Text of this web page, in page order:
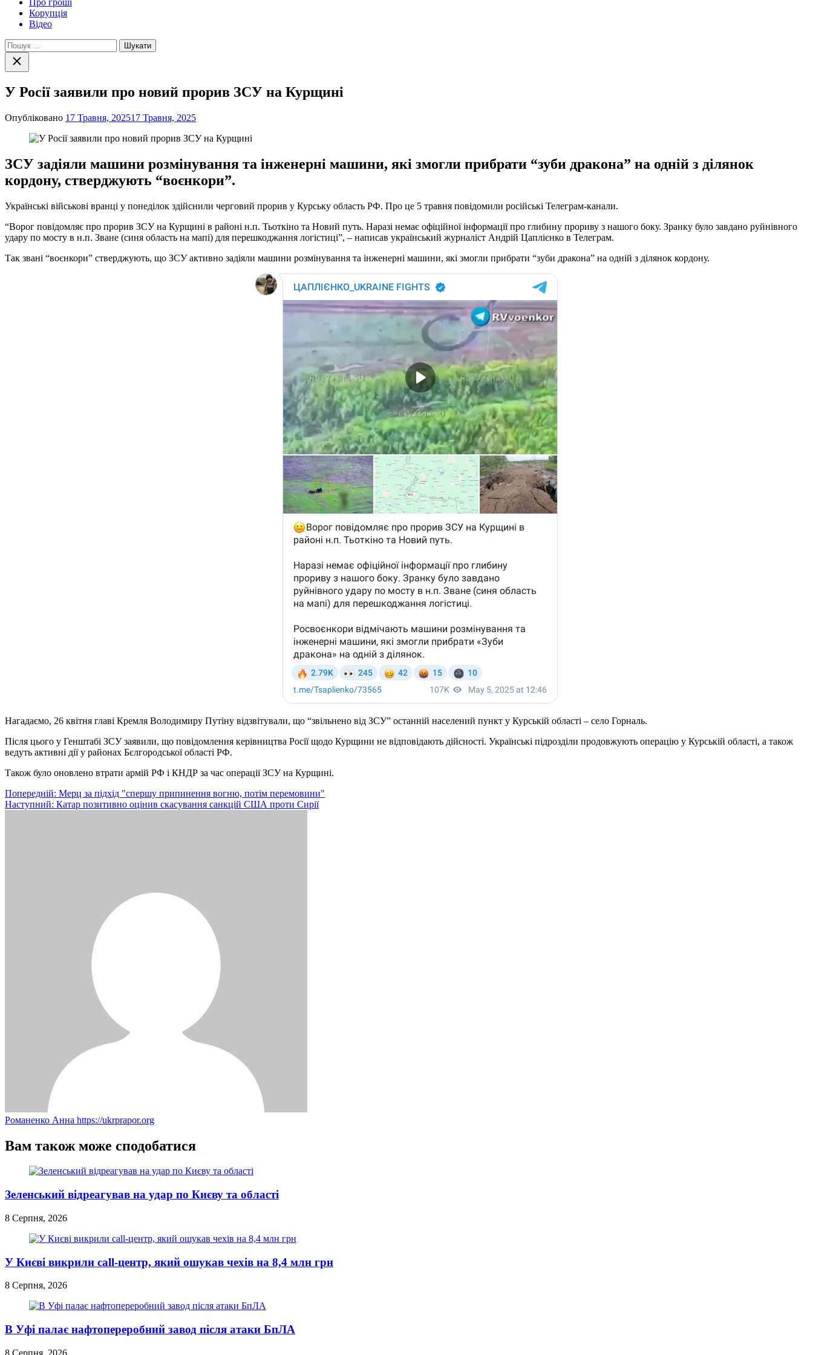
Про гроші
Корупція
Відео
Пошук:
Закрити
пошук
У Росії заявили про новий прорив ЗСУ на Курщині
Опубліковано 17 Травня, 202517 Травня, 2025
ЗСУ задіяли машини розмінування та інженерні машини, які змогли прибрати “зуби дракона” на одній з ділянок
кордону, стверджують “воєнкори”.
Українські військові вранці у понеділок здійснили черговий прорив у Курську область РФ. Про це 5 травня повідомили російські Телеграм-канали.
“Ворог повідомляє про прорив ЗСУ на Курщині в районі н.п. Тьоткіно та Новий путь. Наразі немає офіційної інформації про глибину прориву з нашого боку. Зранку було завдано руйнівного
удару по мосту в н.п. Зване (синя область на мапі) для перешкоджання логістиці”, – написав український журналіст Андрій Цаплієнко в Телеграм.
Так звані “воєнкори” стверджують, що ЗСУ активно задіяли машини розмінування та інженерні машини, які змогли прибрати “зуби дракона” на одній з ділянок кордону.
Нагадаємо, 26 квітня главі Кремля Володимиру Путіну відзвітували, що “звільнено від ЗСУ” останній населений пункт у Курській області – село Горналь.
Після цього у Генштабі ЗСУ заявили, що повідомлення керівництва Росії щодо Курщини не відповідають дійсності. Українські підрозділи продовжують операцію у Курській області, а також
ведуть активні дії у районах Бєлгородської області РФ.
Також було оновлено втрати армій РФ і КНДР за час операції ЗСУ на Курщині.
Навігація
записів
Попередній: Мерц за підхід "спершу припинення вогню, потім перемовини"
Наступний: Катар позитивно оцінив скасування санкцій США проти Сирії
Романенко Анна https://ukrprapor.org
Вам також може сподобатися
Зеленський відреагував на удар по Києву та області
8 Серпня, 2026
У Києві викрили call-центр, який ошукав чехів на 8,4 млн грн
8 Серпня, 2026
В Уфі палає нафтопереробний завод після атаки БпЛА
8 Серпня, 2026